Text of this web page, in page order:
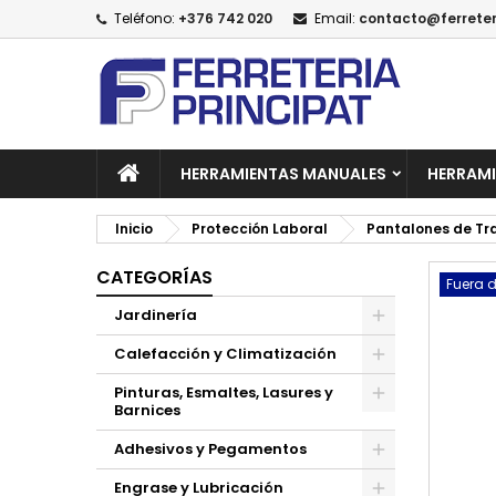
Teléfono: +376 742 020 Email:
HERRAMIENTAS MANUALES
Inicio Protección Laboral Pantalones de
CATEGORÍAS
Jardinería
Calefacción y Climatización
Pinturas, Esmaltes, Lasures y
Barnices
Adhesivos y Pegamentos
Engrase y Lubricación
Fuera